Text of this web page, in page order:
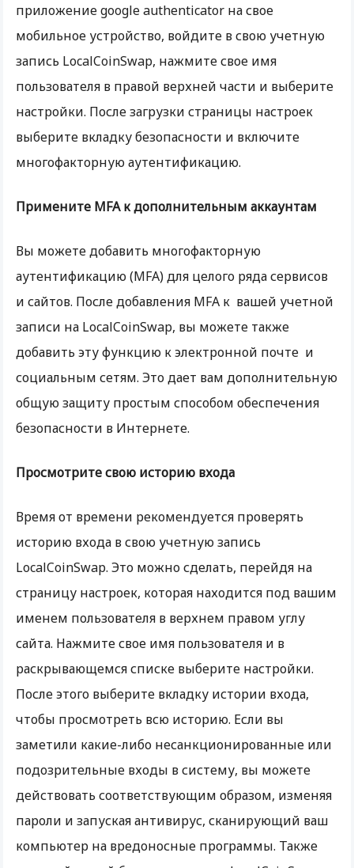
приложение google authenticator на свое
мобильное устройство, войдите в свою учетную
запись LocalCoinSwap, нажмите свое имя
пользователя в правой верхней части и выберите
настройки. После загрузки страницы настроек
выберите вкладку безопасности и включите
многофакторную аутентификацию.
Примените MFA к дополнительным аккаунтам
Вы можете добавить многофакторную
аутентификацию (MFA) для целого ряда сервисов
и сайтов. После добавления MFA к вашей учетной
записи на LocalCoinSwap, вы можете также
добавить эту функцию к электронной почте и
социальным сетям. Это дает вам дополнительную
общую защиту простым способом обеспечения
безопасности в Интернете.
Просмотрите свою историю входа
Время от времени рекомендуется проверять
историю входа в свою учетную запись
LocalCoinSwap. Это можно сделать, перейдя на
страницу настроек, которая находится под вашим
именем пользователя в верхнем правом углу
сайта. Нажмите свое имя пользователя и в
раскрывающемся списке выберите настройки.
После этого выберите вкладку истории входа,
чтобы просмотреть всю историю. Если вы
заметили какие-либо несанкционированные или
подозрительные входы в систему, вы можете
действовать соответствующим образом, изменяя
пароли и запуская антивирус, сканирующий ваш
компьютер на вредоносные программы. Также